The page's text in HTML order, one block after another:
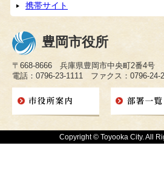
携帯サイト
豊岡市役所
〒668-8666 兵庫県豊岡市中央町2番4号
電話：0796-23-1111 ファクス：0796-24-
Copyright © Toyooka City. All